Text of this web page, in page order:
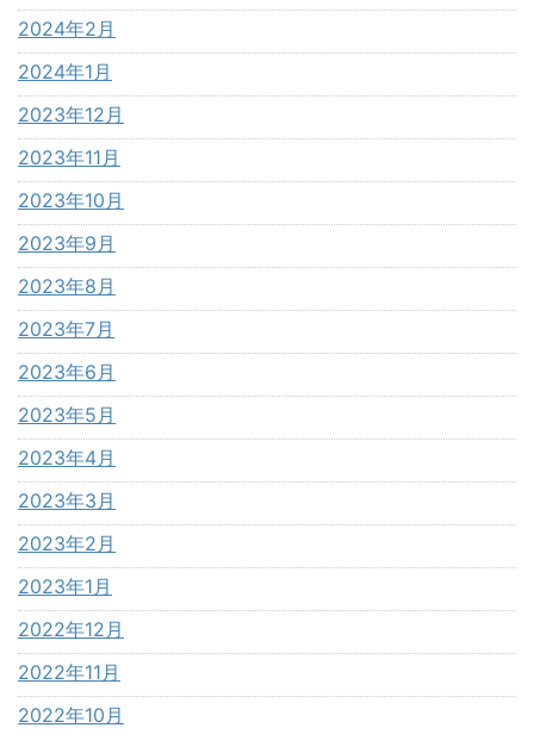
2024年2月
2024年1月
2023年12月
2023年11月
2023年10月
2023年9月
2023年8月
2023年7月
2023年6月
2023年5月
2023年4月
2023年3月
2023年2月
2023年1月
2022年12月
2022年11月
2022年10月